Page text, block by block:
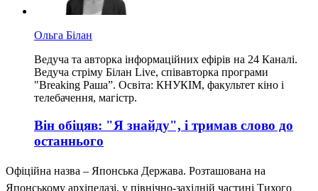
Ольга Білан
Ведуча та авторка інформаційних ефірів на 24 Каналі.
Ведуча стріму Білан Live, співавторка програми
"Breaking Раша”. Освіта: КНУКІМ, факультет кіно і
телебачення, магістр.
Він обіцяв: "Я знайду", і тримав слово до
останнього
Офіційна назва – Японська Держава. Розташована на
Японському архіпелазі, у північно-західній частині Тихого